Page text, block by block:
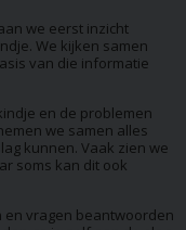
we eerst inzicht
We kijken samen
van die informatie
en de problemen
we samen alles
kunnen. Vaak zien we
soms kan dit ook
en vragen beantwoorden